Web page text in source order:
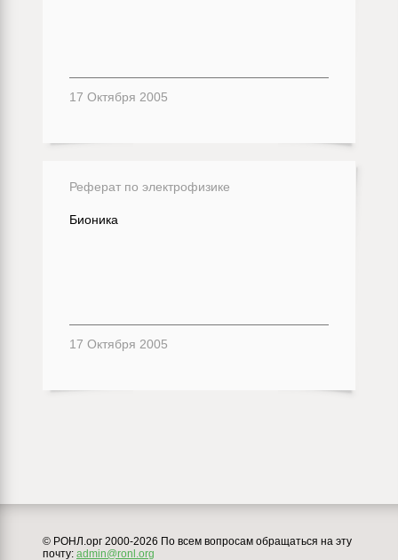
17 Октября 2005
Реферат по электрофизике
Бионика
17 Октября 2005
© РОНЛ.орг 2000-2026 По всем вопросам обращаться на эту
почту: admin@ronl.org